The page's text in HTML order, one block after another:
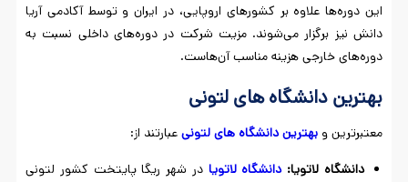
این دوره‌ها علاوه بر کشورهای اروپایی، در ایران و توسط آکادمی آریا
دانش نیز برگزار می‌شوند. مزیت شرکت در دوره‌های داخلی نسبت به
دوره‌های خارجی هزینه مناسب آن‌هاست.
بهترین دانشگاه های لتونی
معتبرترین و بهترین دانشگاه ‌های لتونی عبارتند از:
دانشگاه لاتویا: دانشگاه لاتویا در شهر ریگا پایتخت کشور لتونی